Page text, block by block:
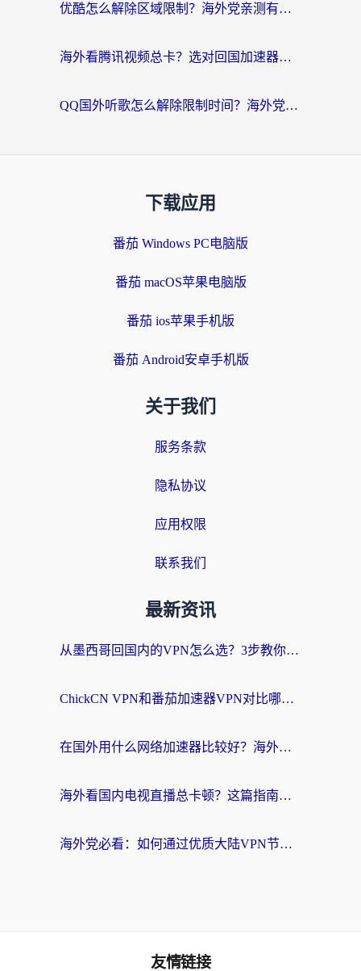
优酷怎么解除区域限制？海外党亲测有效的回国加速器选择指南
海外看腾讯视频总卡？选对回国加速器，还能解决英国1号店定位+欧洲杯CCTV5直播问题
QQ国外听歌怎么解除限制时间？海外党亲测有效的回国加速方案
下载应用
番茄 Windows PC电脑版
番茄 macOS苹果电脑版
番茄 ios苹果手机版
番茄 Android安卓手机版
关于我们
服务条款
隐私协议
应用权限
联系我们
最新资讯
从墨西哥回国内的VPN怎么选？3步教你无缝刷剧、玩国服游戏
ChickCN VPN和番茄加速器VPN对比哪个回国效果更好？海外党亲测后的真实答案
在国外用什么网络加速器比较好？海外党亲测：从痛点到解决方案的全攻略
海外看国内电视直播总卡顿？这篇指南教你选对回国加速器，无缝追剧不发愁
海外党必看：如何通过优质大陆VPN节点无缝访问国内资源？
友情链接